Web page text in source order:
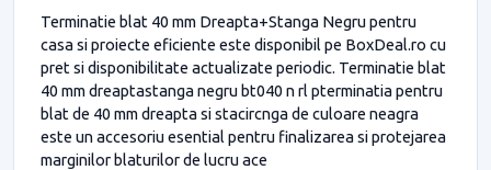
Terminatie blat 40 mm Dreapta+Stanga Negru pentru
casa si proiecte eficiente este disponibil pe BoxDeal.ro cu
pret si disponibilitate actualizate periodic. Terminatie blat
40 mm dreaptastanga negru bt040 n rl pterminatia pentru
blat de 40 mm dreapta si stacircnga de culoare neagra
este un accesoriu esential pentru finalizarea si protejarea
marginilor blaturilor de lucru ace